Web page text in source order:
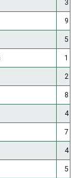
3
9
5
1
2
8
4
7
4
5